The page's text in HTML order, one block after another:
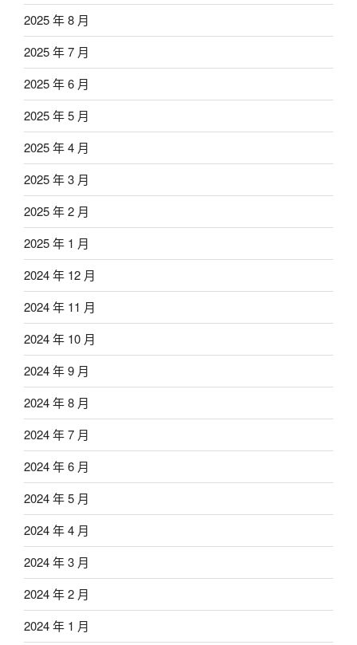
2025 年 8 月
2025 年 7 月
2025 年 6 月
2025 年 5 月
2025 年 4 月
2025 年 3 月
2025 年 2 月
2025 年 1 月
2024 年 12 月
2024 年 11 月
2024 年 10 月
2024 年 9 月
2024 年 8 月
2024 年 7 月
2024 年 6 月
2024 年 5 月
2024 年 4 月
2024 年 3 月
2024 年 2 月
2024 年 1 月